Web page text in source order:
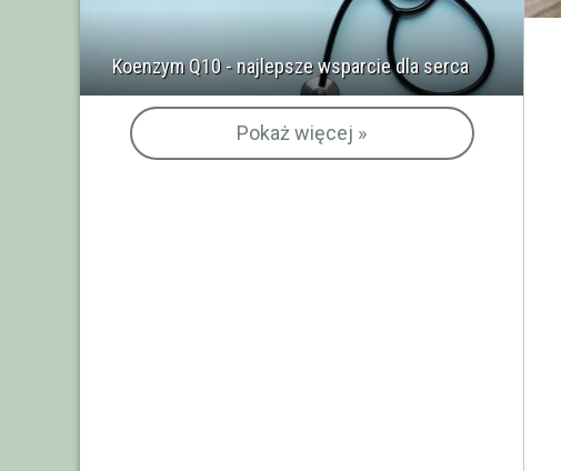
Koenzym Q10 - najlepsze wsparcie dla serca
Pokaż więcej »